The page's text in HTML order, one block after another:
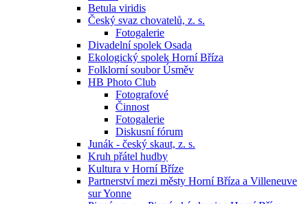
Betula viridis
Český svaz chovatelů, z. s.
Fotogalerie
Divadelní spolek Osada
Ekologický spolek Horní Bříza
Folklorní soubor Úsměv
HB Photo Club
Fotografové
Činnost
Fotogalerie
Diskusní fórum
Junák - český skaut, z. s.
Kruh přátel hudby
Kultura v Horní Bříze
Partnerství mezi městy Horní Bříza a Villeneuve
sur Yonne